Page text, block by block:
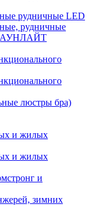
рудничные LED
рудничные
ДАУНЛАЙТ
люстры бра)
и жилых
и жилых
и
зимних